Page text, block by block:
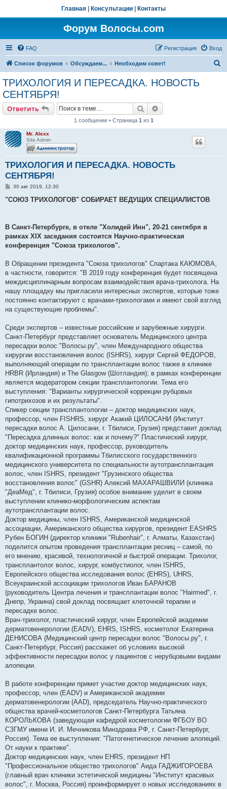
Главная Консультации Контакты
Форум Волосы.com
FAQ Вход
Регистрация
Список форумов Обсуждаем... Необходим совет!
ТРИХОЛОГИЯ И ПЕРЕСАДКА. НОВОСТЬ
СЕНТЯБРЯ!
Ответить Поиск
1 сообщение • Страница 1 из 1
Mr. Alexx
Site Admin
ТРИХОЛОГИЯ И ПЕРЕСАДКА. НОВОСТЬ
СЕНТЯБРЯ!
С
о
и
е
30 авг 2019, 12:30
"СОЮЗ ТРИХОЛОГОВ" СОБИРАЕТ ВЕДУЩИХ СПЕЦИАЛИСТОВ
В Санкт-Петербурге, в отеле "Холидей Инн", 20-21 сентября в
рамках XIX заседания состоится Научно-практическая
конференция "Союза трихологов".
В Обращении президента "Союза трихологов" Спартака КАЮМОВА,
в частности, говорится: "В 2019 году конференция будет посвящена
междисциплинарным вопросам взаимодействия врача-трихолога. На
нашу площадку мы пригласили интересных экспертов, которые тоже
постоянно контактируют с врачами-трихологами и имеют свой взгляд
на существующие проблемы".
Среди экспертов – известные российские и зарубежные хирурги.
Санкт-Петербург представляет основатель Медицинского центра
пересадки волос "Волосы.ру", член Международного общества
хирургии восстановления волос (ISHRS), хирург Сергей ФЕДОРОВ,
выполняющий операции по трансплантации волос также в клинике
HRBR (Ирландия) и The Glasgow (Шотландия); в рамках конференции
является модератором секции трансплантологии. Тема его
выступления: "Варианты хирургической коррекции рубцовых
гипотрихозов и их результаты".
Спикер секции трансплантологии – доктор медицинских наук,
профессор, член FISHRS, хирург Акакий ЦИЛОСАНИ (Институт
пересадки волос А. Цилосани, г. Тбилиси, Грузия) представит доклад
"Пересадка длинных волос: как и почему?" Пластический хирург,
доктор медицинских наук, профессор, руководитель
квалификационной программы Тбилисского государственного
медицинского университета по специальности аутотрансплантация
волос, член ISHRS, президент "Грузинского общества
восстановления волос" (GSHR) Алексий МАХАРАШВИЛИ (клиника
"ДеаМед", г. Тбилиси, Грузия) особое внимание уделит в своем
выступлении клинико-морфологическим аспектам
аутотрансплантации волос.
Доктор медицины, член ISHRS, Американской медицинской
ассоциации, Американского общества хирургов, президент EASHRS
Рубен БОГИН (директор клиники "Rubenhair", г. Алматы, Казахстан)
поделится опытом проведения трансплантации ресниц – самой, по
его мнению, красивой, технологичной и быстрой операции. Трихолог,
трансплантолог волос, хирург, комбустиолог, член ISHRS,
Европейского общества исследования волос (EHRS), UHRS,
Всеукраинской ассоциации трихологов Иван БАРАНОВ
(руководитель Центра лечения и трансплантации волос "Hairmed", г.
Днепр, Украина) свой доклад посвящает клеточной терапии и
пересадке волос.
Врач-трихолог, пластический хирург, член Европейской академии
дерматовенерологии (EADV), EHRS, ISHRS, косметолог Екатерина
ДЕНИСОВА (Медицинский центр пересадки волос "Волосы.ру", г.
Санкт-Петербург, Россия) расскажет об условиях высокой
эффективности пересадки волос у пациентов с нерубцовыми видами
алопеции.
В работе конференции примет участие доктор медицинских наук,
профессор, член (EADV) и Американской академии
дерматовенерологии (AAD), председатель Научно-практического
общества врачей-косметологов Санкт-Петербурга Татьяна
КОРОЛЬКОВА (заведующая кафедрой косметологии ФГБОУ ВО
СЗГМУ имени И. И. Мечникова Минздрава РФ, г. Санкт-Петербург,
Россия). Тема ее выступления: "Патогенетическое лечение алопеций.
От науки к практике".
Доктор медицинских наук, член EHRS, президент НП
"Профессиональное общество трихологов" Аида ГАДЖИГОРОЕВА
(главный врач клиники эстетической медицины "Институт красивых
волос", г. Москва, Россия) проинформирует о новых исследованиях в